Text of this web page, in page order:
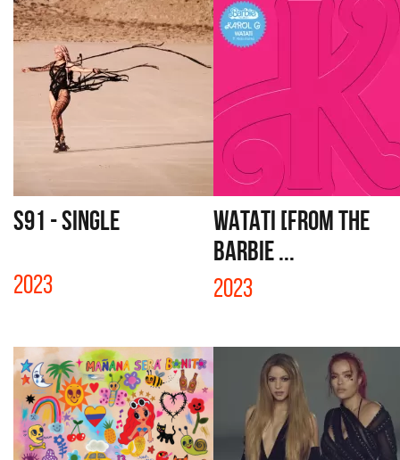
S91 - SINGLE
2023
WATATI [FROM THE
BARBIE ...
2023